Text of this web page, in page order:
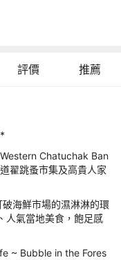
評價 推薦
Chatuchak Ban
翟跳蚤市集及高貴人家
海鮮市場的濕淋淋的環
人氣當地美食，飽足感
~ Bubble in the Fores